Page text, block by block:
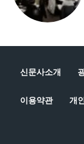
신문사소개
이용약관 개